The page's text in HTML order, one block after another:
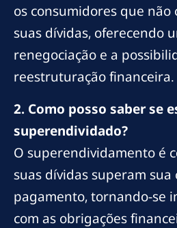
os consumidores que
suas dívidas, oferecendo
renegociação e a
reestruturação financeira.
2. Como posso saber se
superendividado?
O superendividamento é
suas dívidas superam sua
pagamento, tornando-se
com as obrigações